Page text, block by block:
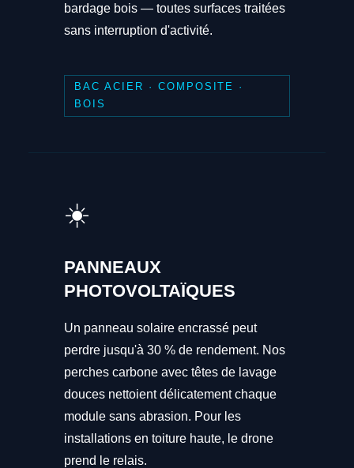
bardage bois — toutes surfaces traitées
sans interruption d'activité.
BAC ACIER · COMPOSITE ·
BOIS
☀️
PANNEAUX
PHOTOVOLTAÏQUES
Un panneau solaire encrassé peut
perdre jusqu'à 30 % de rendement. Nos
perches carbone avec têtes de lavage
douces nettoient délicatement chaque
module sans abrasion. Pour les
installations en toiture haute, le drone
prend le relais.